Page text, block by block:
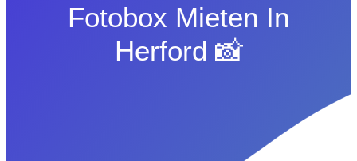
Fotobox Mieten In
Herford 📸